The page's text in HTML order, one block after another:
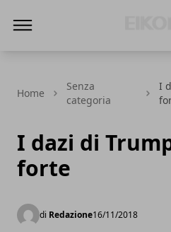
Home
Senza
categoria
I
I dazi di
forte
di Redazione16/11/2018